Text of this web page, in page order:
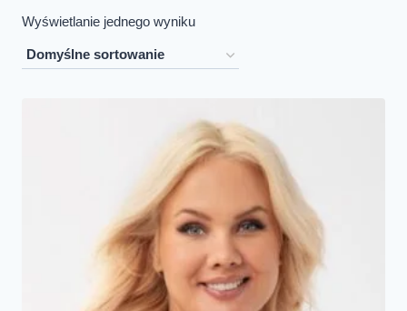
Wyświetlanie jednego wyniku